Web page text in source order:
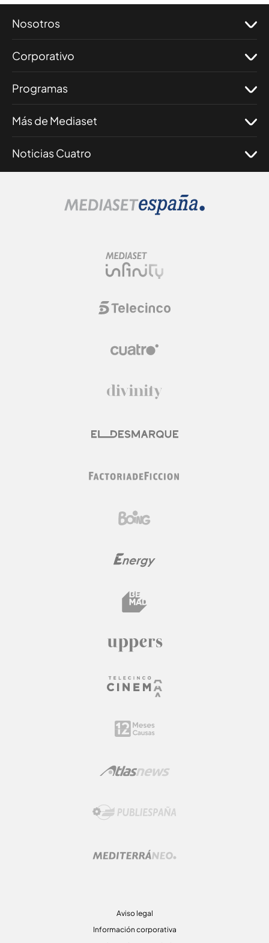
Nosotros
Corporativo
Programas
Más de Mediaset
Noticias Cuatro
Aviso legal
Información corporativa